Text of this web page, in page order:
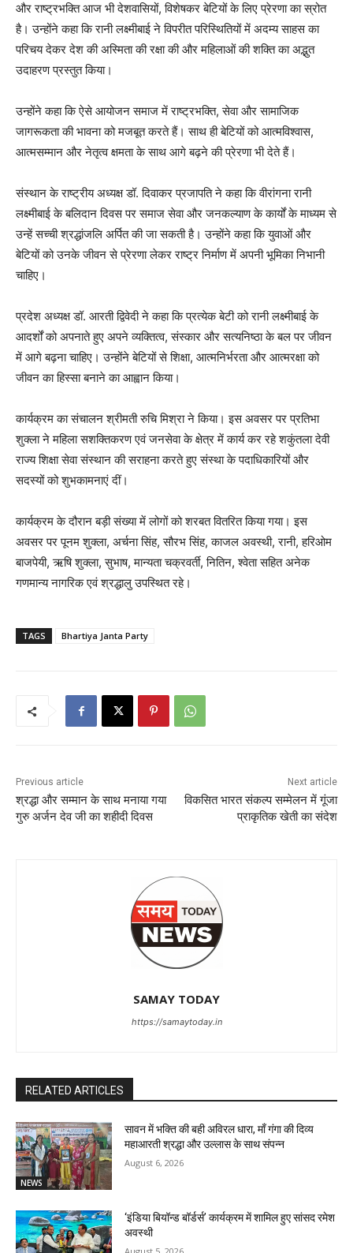
और राष्ट्रभक्ति आज भी देशवासियों, विशेषकर बेटियों के लिए प्रेरणा का स्रोत
है। उन्होंने कहा कि रानी लक्ष्मीबाई ने विपरीत परिस्थितियों में अदम्य साहस का
परिचय देकर देश की अस्मिता की रक्षा की और महिलाओं की शक्ति का अद्भुत
उदाहरण प्रस्तुत किया।
उन्होंने कहा कि ऐसे आयोजन समाज में राष्ट्रभक्ति, सेवा और सामाजिक
जागरूकता की भावना को मजबूत करते हैं। साथ ही बेटियों को आत्मविश्वास,
आत्मसम्मान और नेतृत्व क्षमता के साथ आगे बढ़ने की प्रेरणा भी देते हैं।
संस्थान के राष्ट्रीय अध्यक्ष डॉ. दिवाकर प्रजापति ने कहा कि वीरांगना रानी
लक्ष्मीबाई के बलिदान दिवस पर समाज सेवा और जनकल्याण के कार्यों के माध्यम से
उन्हें सच्ची श्रद्धांजलि अर्पित की जा सकती है। उन्होंने कहा कि युवाओं और
बेटियों को उनके जीवन से प्रेरणा लेकर राष्ट्र निर्माण में अपनी भूमिका निभानी
चाहिए।
प्रदेश अध्यक्ष डॉ. आरती द्विवेदी ने कहा कि प्रत्येक बेटी को रानी लक्ष्मीबाई के
आदर्शों को अपनाते हुए अपने व्यक्तित्व, संस्कार और सत्यनिष्ठा के बल पर जीवन
में आगे बढ़ना चाहिए। उन्होंने बेटियों से शिक्षा, आत्मनिर्भरता और आत्मरक्षा को
जीवन का हिस्सा बनाने का आह्वान किया।
कार्यक्रम का संचालन श्रीमती रुचि मिश्रा ने किया। इस अवसर पर प्रतिभा
शुक्ला ने महिला सशक्तिकरण एवं जनसेवा के क्षेत्र में कार्य कर रहे शकुंतला देवी
राज्य शिक्षा सेवा संस्थान की सराहना करते हुए संस्था के पदाधिकारियों और
सदस्यों को शुभकामनाएं दीं।
कार्यक्रम के दौरान बड़ी संख्या में लोगों को शरबत वितरित किया गया। इस
अवसर पर पूनम शुक्ला, अर्चना सिंह, सौरभ सिंह, काजल अवस्थी, रानी, हरिओम
बाजपेयी, ऋषि शुक्ला, सुभाष, मान्यता चक्रवर्ती, नितिन, श्वेता सहित अनेक
गणमान्य नागरिक एवं श्रद्धालु उपस्थित रहे।
TAGS Bhartiya Janta Party
Previous article
श्रद्धा और सम्मान के साथ मनाया गया
गुरु अर्जन देव जी का शहीदी दिवस
Next article
विकसित भारत संकल्प सम्मेलन में गूंजा
प्राकृतिक खेती का संदेश
SAMAY TODAY
https://samaytoday.in
RELATED ARTICLES
NEWS
सावन में भक्ति की बही अविरल धारा, माँ गंगा की दिव्य
महाआरती श्रद्धा और उल्लास के साथ संपन्न
August 6, 2026
‘इंडिया बियॉन्ड बॉर्डर्स’ कार्यक्रम में शामिल हुए सांसद रमेश
अवस्थी